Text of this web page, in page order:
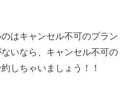
はキャンセル不可のプラン
いなら、キャンセル不可の
しちゃいましょう！！